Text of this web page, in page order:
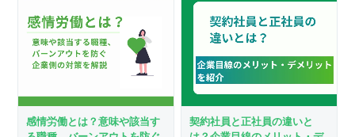
感情労働とは？意味や該当す
契約社員と正社員の違いと